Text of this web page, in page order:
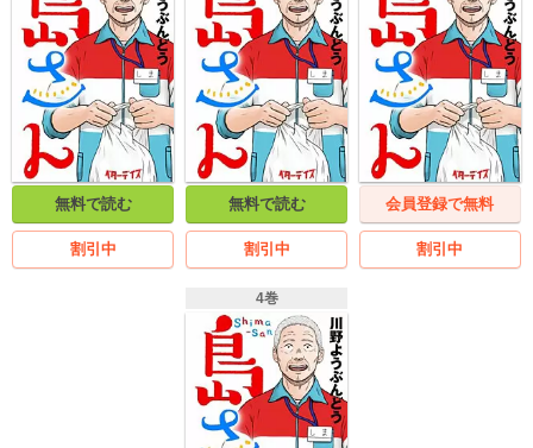
無料で読む
割引中
無料で読む
割引中
会員登録で無料
割引中
4巻